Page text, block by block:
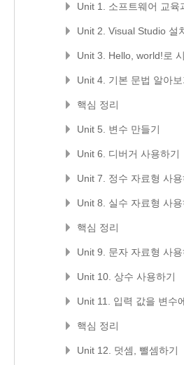
Unit 1. 소프트웨어 교육
Unit 2. Visual Studio 설
Unit 3. Hello, world!로
Unit 4. 기본 문법 알아보
핵심 정리
Unit 5. 변수 만들기
Unit 6. 디버거 사용하기
Unit 7. 정수 자료형 사용
Unit 8. 실수 자료형 사용
핵심 정리
Unit 9. 문자 자료형 사용
Unit 10. 상수 사용하기
Unit 11. 입력 값을 변수
핵심 정리
Unit 12. 덧셈, 뺄셈하기